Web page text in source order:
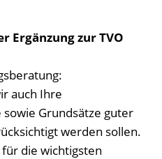
zur TVO
auch Ihre
Grundsätze guter
werden sollen.
die wichtigsten